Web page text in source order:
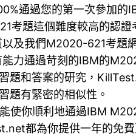
通過您的第一次參加
題這個難度較高的認證
及我們M2020-621考題
力通過苛刻的IBM的
題和答案的研究，
題有緊密的相似性。
使你順利地通過IBM
都為你提供一年的免